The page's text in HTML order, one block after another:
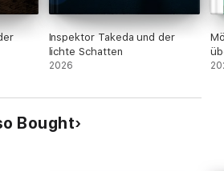
Inspektor Takeda und der
lichte Schatten
2026
Bought